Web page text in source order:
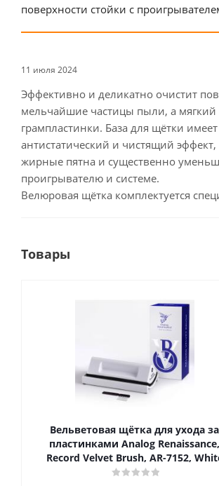
поверхности стойки с
11 июля 2024
Эффективно и деликатно очистит
мельчайшие частицы пыли, а мягкий
грампластинки. База для щётки
антистатический и чистящий эффект,
жирные пятна и существенно
проигрывателю и системе.
Велюровая щётка комплектуется
Товары
Вельветовая щётка для ухода за
пластинками Analog Renaissance,
Record Velvet Brush, AR-7152,